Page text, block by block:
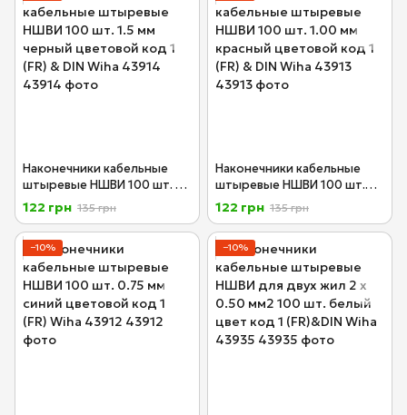
Наконечники кабельные
штыревые НШВИ 100 шт. 1.5
мм черный цветовой код 1
(FR) & DIN Wiha 43914
122 грн 135 грн
Наконечники кабельные
штыревые НШВИ 100 шт.
1.00 мм красный цветовой
код 1 (FR) & DIN Wiha 43913
122 грн 135 грн
−10% −10%